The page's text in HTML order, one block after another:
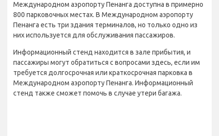
Международном аэропорту Пенанга доступна в примерно
800 парковочных местах. В Международном аэропорту
Пенанга есть три здания терминалов, но только одно из
них используется для обслуживания пассажиров.
Информационный стенд находится в зале прибытия, и
пассажиры могут обратиться с вопросами здесь, если им
требуется долгосрочная или краткосрочная парковка в
Международном аэропорту Пенанга. Информационный
стенд также сможет помочь в случае утери багажа.